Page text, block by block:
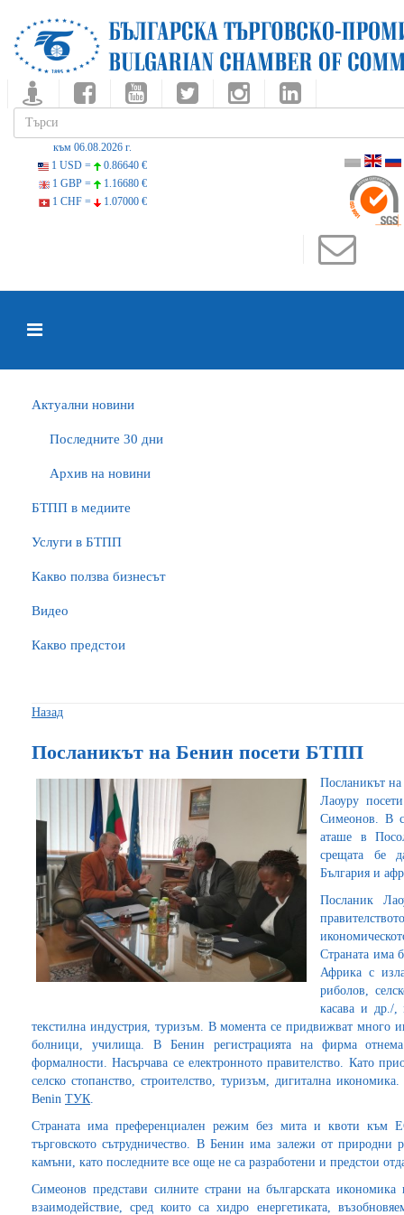
към 06.08.2026 г.
1 USD =
0.86640 €
1 GBP =
1.16680 €
1 CHF =
1.07000 €
Актуални новини
Последните 30 дни
Архив на новини
БTПП в медиите
Услуги в БТПП
Какво ползва бизнесът
Видео
Какво предстои
Назад
Посланикът на Бенин посети БТПП
Посланикът
Лаоуру
Симеонов. В
аташе в
срещата бе
България и
Посланик
Страната има
Африка с
риболов,
касава и др./,
текстилна индустрия, туризъм. В момента се придвижват много
болници, училища. В Бенин регистрацията на фирма
формалности. Насърчава се електронното правителство. Като
селско стопанство, строителство, туризъм, дигитална
Benin ТУК.
Страната има преференциален режим без мита и квоти към
търговското сътрудничество. В Бенин има залежи от природни
камъни, като последните все още не са разработени и предстои
Симеонов представи силните страни на българската
взаимодействие, сред които са хидро енергетиката,